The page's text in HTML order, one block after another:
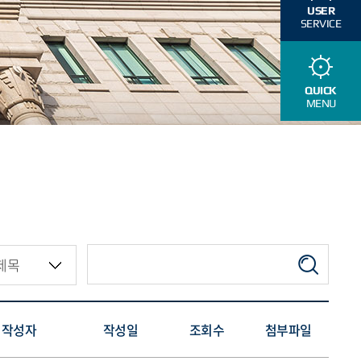
USER
SERVICE
QUICK
MENU
작성자 작성일 조회수 첨부파일